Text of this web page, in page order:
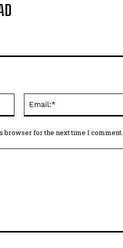
browser for the next time I comment.